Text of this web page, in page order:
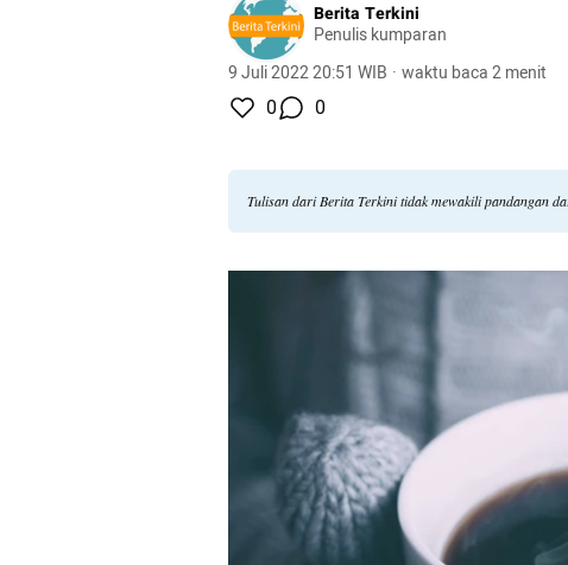
Berita Terkini
Penulis kumparan
9 Juli 2022 20:51 WIB · waktu baca 2 menit
0 0
Tulisan dari Berita Terkini tidak mewakili pandangan